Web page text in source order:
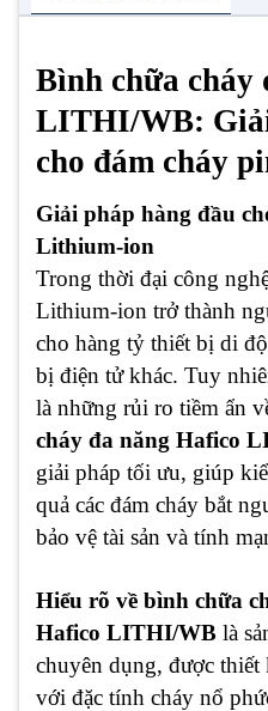
Bình chữa cháy
LITHI/WB:
cho đám cháy
Giải pháp hàng đầu
Lithium-ion
Trong thời đại công
Lithium-ion trở thành
cho hàng tỷ thiết bị di
bị điện tử khác. Tuy
là những rủi ro tiềm ẩn
cháy đa năng Hafico
giải pháp tối ưu, giúp
quả các đám cháy bắt
bảo vệ tài sản và tính
Hiểu rõ về bình chữa
Hafico LITHI/WB là
chuyên dụng, được thiết
với đặc tính cháy nổ